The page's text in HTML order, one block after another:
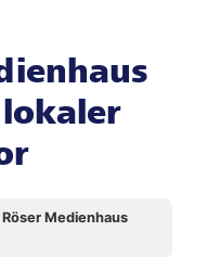
Röser Medienhaus